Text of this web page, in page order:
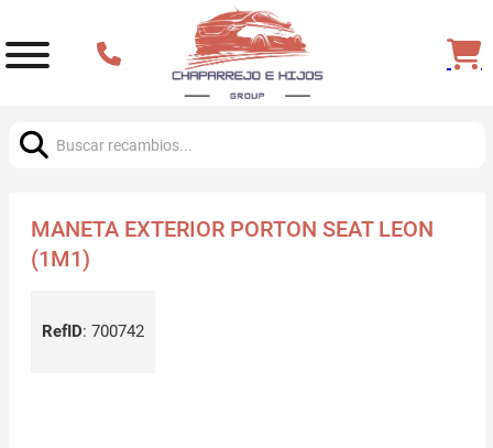
MANETA EXTERIOR PORTON SEAT LEON
(1M1)
RefID: 700742